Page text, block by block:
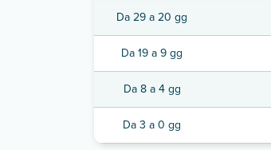
Da 29 a 20 gg
Da 19 a 9 gg
Da 8 a 4 gg
Da 3 a 0 gg